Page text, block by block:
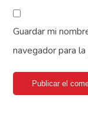
Guardar mi
navegador para
Publicar el